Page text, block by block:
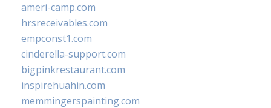
ameri-camp.com
hrsreceivables.com
empconst1.com
cinderella-support.com
bigpinkrestaurant.com
inspirehuahin.com
memmingerspainting.com